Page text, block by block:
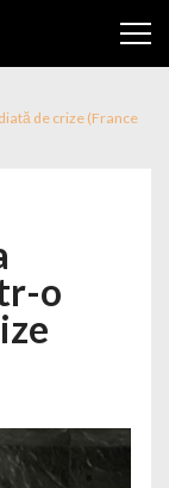
de crize (France
o